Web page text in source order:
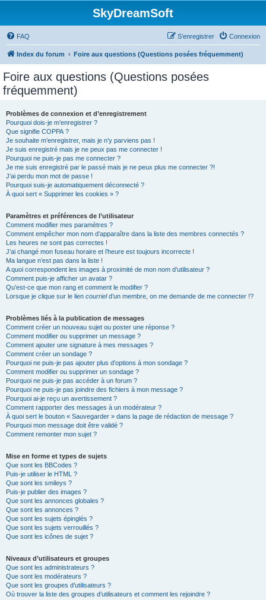
SkyDreamSoft
FAQ Connexion
S’enregistrer
Index du forum Foire aux questions (Questions posées fréquemment)
Foire aux questions (Questions posées
fréquemment)
Problèmes de connexion et d’enregistrement
Pourquoi dois-je m’enregistrer ?
Que signifie COPPA ?
Je souhaite m’enregistrer, mais je n’y parviens pas !
Je suis enregistré mais je ne peux pas me connecter !
Pourquoi ne puis-je pas me connecter ?
Je me suis enregistré par le passé mais je ne peux plus me connecter ?!
J’ai perdu mon mot de passe !
Pourquoi suis-je automatiquement déconnecté ?
À quoi sert « Supprimer les cookies » ?
Paramètres et préférences de l’utilisateur
Comment modifier mes paramètres ?
Comment empêcher mon nom d’apparaître dans la liste des membres connectés ?
Les heures ne sont pas correctes !
J’ai changé mon fuseau horaire et l’heure est toujours incorrecte !
Ma langue n’est pas dans la liste !
A quoi correspondent les images à proximité de mon nom d’utilisateur ?
Comment puis-je afficher un avatar ?
Qu’est-ce que mon rang et comment le modifier ?
Lorsque je clique sur le lien courrield’un membre, on me demande de me connecter !?
Problèmes liés à la publication de messages
Comment créer un nouveau sujet ou poster une réponse ?
Comment modifier ou supprimer un message ?
Comment ajouter une signature à mes messages ?
Comment créer un sondage ?
Pourquoi ne puis-je pas ajouter plus d’options à mon sondage ?
Comment modifier ou supprimer un sondage ?
Pourquoi ne puis-je pas accéder à un forum ?
Pourquoi ne puis-je pas joindre des fichiers à mon message ?
Pourquoi ai-je reçu un avertissement ?
Comment rapporter des messages à un modérateur ?
À quoi sert le bouton « Sauvegarder » dans la page de rédaction de message ?
Pourquoi mon message doit être validé ?
Comment remonter mon sujet ?
Mise en forme et types de sujets
Que sont les BBCodes ?
Puis-je utiliser le HTML ?
Que sont les smileys ?
Puis-je publier des images ?
Que sont les annonces globales ?
Que sont les annonces ?
Que sont les sujets épinglés ?
Que sont les sujets verrouillés ?
Que sont les icônes de sujet ?
Niveaux d’utilisateurs et groupes
Que sont les administrateurs ?
Que sont les modérateurs ?
Que sont les groupes d’utilisateurs ?
Où trouver la liste des groupes d’utilisateurs et comment les rejoindre ?